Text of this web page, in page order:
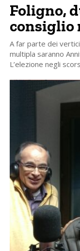
Foligno,
consiglio
A far parte dei
multipla saranno
L’elezione negli